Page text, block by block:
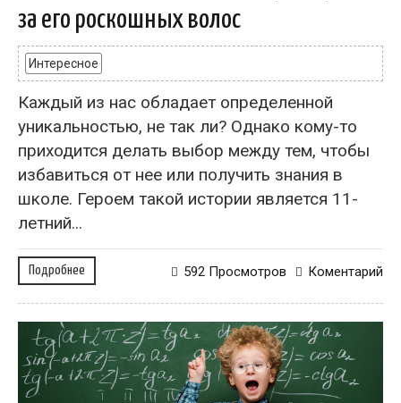
за его роскошных волос
Интересное
Каждый из нас обладает определенной
уникальностью, не так ли? Однако кому-то
приходится делать выбор между тем, чтобы
избавиться от нее или получить знания в
школе. Героем такой истории является 11-
летний...
Подробнее Коментарий
592 Просмотров